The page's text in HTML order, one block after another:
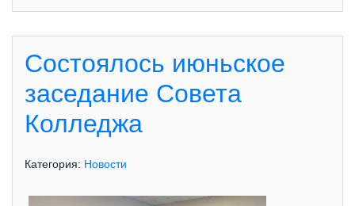
Состоялось июньское
заседание Совета
Колледжа
Категория: Новости